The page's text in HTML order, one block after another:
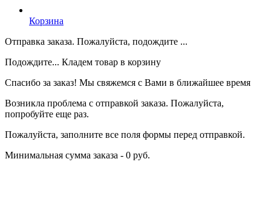
Корзина
Отправка заказа. Пожалуйста, подождите ...
Подождите... Кладем товар в корзину
Спасибо за заказ! Мы свяжемся с Вами в ближайшее время
Возникла проблема с отправкой заказа. Пожалуйста,
попробуйте еще раз.
Пожалуйста, заполните все поля формы перед отправкой.
Минимальная сумма заказа - 0 руб.